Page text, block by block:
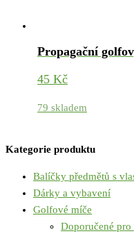
Propagační
45 Kč
79 skladem
Kategorie produktu
Balíčky předmětů s
Dárky a vybavení
Golfové míče
Doporučené pro